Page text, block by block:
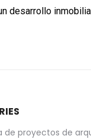
desarrollo
de proyectos de